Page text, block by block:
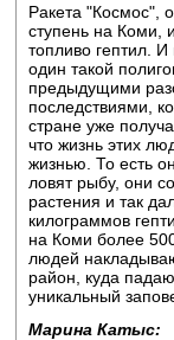
Ракета "Космос",
ступень на Коми,
топливо гептил. И
один такой
предыдущими
последствиями,
стране уже
что жизнь этих
жизнью. То есть
ловят рыбу, они
растения и так
килограммов
на Коми более
людей
район, куда
уникальный
Марина Катыс: